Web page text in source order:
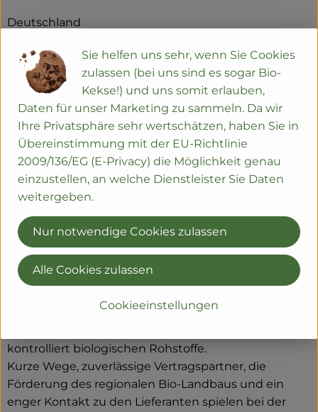
Deutschland
ZWERGENWIESE Naturkost GmbH
D 24887 Silberstedt
Die Zwergenwiese Naturkost GmbH steht seit über
40 Jahren für liebevoll und sorgfältig hergestellte
Bio-Lebensmittel.
Aus eigener Entwicklung und in eigener Produktion
entstehen pikante und fruchtige Brotaufstriche,
Senfe, Tomatensaucen und Fertiggerichte für den
Biohandel.
Alles unter dem Zeichen der roten Zwergenmütze.
und die Erhaltung der Sortenvielfalt für
kontrolliert biologischen Rohstoffe.
Kurze Wege, zuverlässige Vertragspartner, die
Förderung des regionalen Bio-Landbaus und ein
enger Kontakt zu den Lieferanten spielen bei der
Sie helfen uns sehr, wenn Sie Cookies
zulassen (bei uns sind es sogar Bio-
Kekse!) und uns somit erlauben,
Daten für unser Marketing zu sammeln. Da wir
Ihre Privatsphäre sehr wertschätzen, haben Sie in
Übereinstimmung mit der EU-Richtlinie
2009/136/EG (E-Privacy) die Möglichkeit genau
einzustellen, an welche Dienstleister Sie Daten
weitergeben.
Cookieeinstellungen
Nur notwendige Cookies zulassen
Alle Cookies zulassen